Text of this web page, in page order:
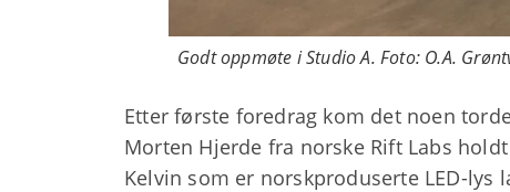
Godt oppmøte i Studio A. Foto: O.A.
Etter første foredrag kom det noen
Morten Hjerde fra norske Rift Labs
Kelvin som er norskproduserte LED-lys